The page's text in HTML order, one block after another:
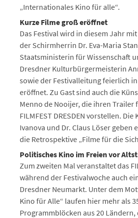
„Internationales Kino für alle“.
Kurze Filme groß eröffnet
Das Festival wird in diesem Jahr
der Schirmherrin Dr. Eva-Maria
Staatsministerin für Wissenschaft
Dresdner Kulturbürgermeisterin
sowie der Festivalleitung feierlich
eröffnet. Zu Gast sind auch die
Menno de Nooijer, die ihren Trailer
FILMFEST DRESDEN vorstellen.
Ivanova und Dr. Claus Löser geben
die Retrospektive „Filme für die
Politisches Kino im Freien vor
Zum zweiten Mal veranstaltet das
während der Festivalwoche auch
Dresdner Neumarkt. Unter dem
Kino für Alle“ laufen hier mehr als
Programmblöcken aus 20 Ländern,